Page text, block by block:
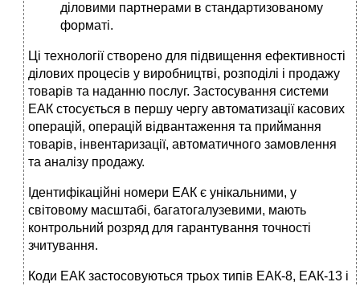
діловими партнерами в стандартизованому
форматі.
Ці технології створено для підвищення ефективності
ділових процесів у виробництві, розподілі і продажу
товарів та наданню послуг. Застосування системи
ЕАК стосується в першу чергу автоматизації касових
операцій, операцій відвантаження та приймання
товарів, інвентаризації, автоматичного замовлення
та аналізу продажу.
Ідентифікаційні номери ЕАК є унікальними, у
світовому масштабі, багатогалузевими, мають
контрольний розряд для гарантування точності
зчитування.
Коди ЕАК застосовуються трьох типів ЕАК-8, ЕАК-13 і